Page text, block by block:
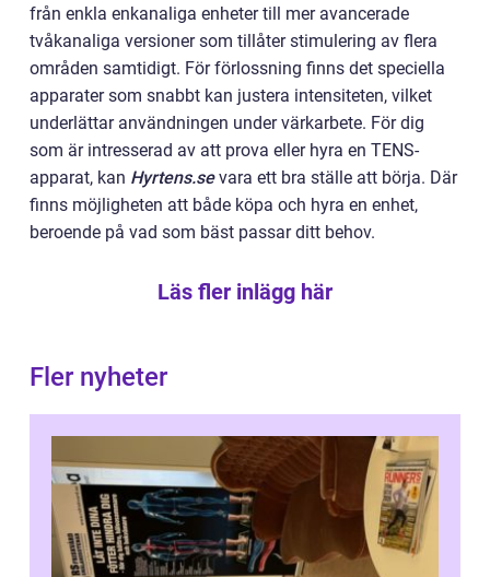
från enkla enkanaliga enheter till mer avancerade
tvåkanaliga versioner som tillåter stimulering av flera
områden samtidigt. För förlossning finns det speciella
apparater som snabbt kan justera intensiteten, vilket
underlättar användningen under värkarbete. För dig
som är intresserad av att prova eller hyra en TENS-
apparat, kan Hyrtens.se vara ett bra ställe att börja. Där
finns möjligheten att både köpa och hyra en enhet,
beroende på vad som bäst passar ditt behov.
Läs fler inlägg här
Fler nyheter